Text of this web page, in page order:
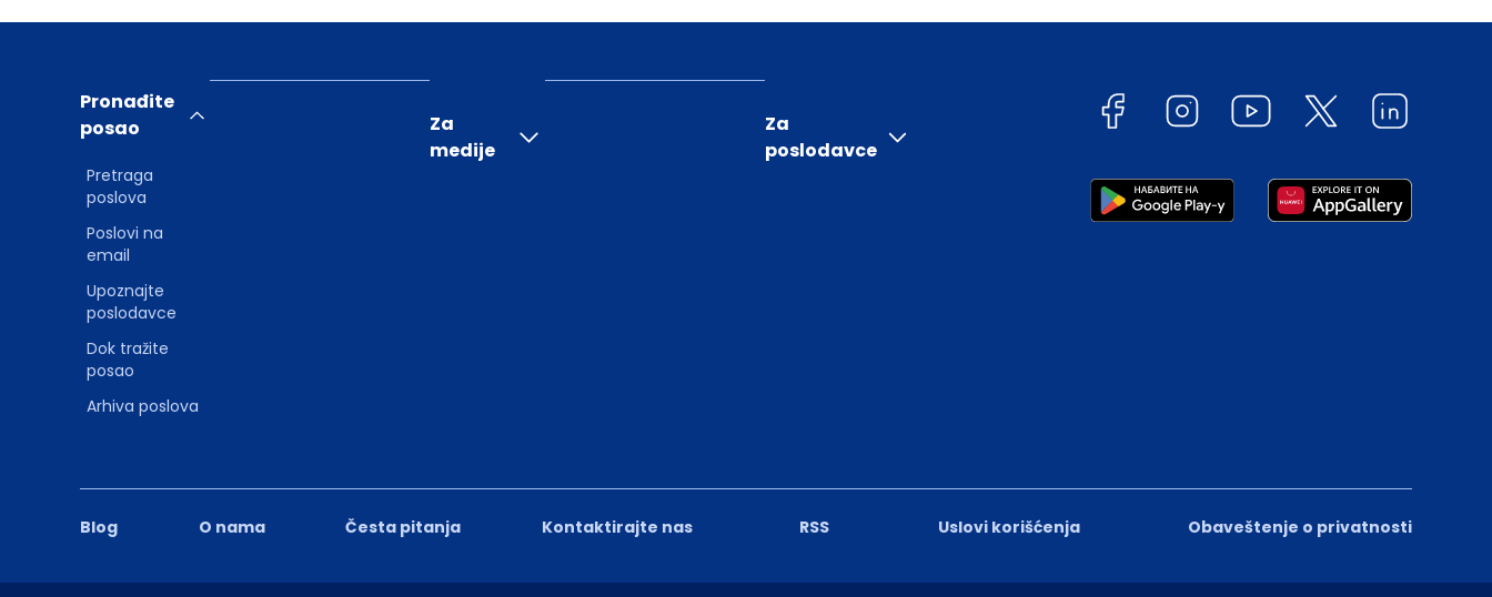
Blog O nama Česta pitanja Kontaktirajte nas RSS Uslovi korišćenja Obaveštenje o privatnosti
Pronađite
posao
Pretraga
poslova
Poslovi na
email
Upoznajte
poslodavce
Dok tražite
posao
Arhiva poslova
Za
medije
Za
poslodavce